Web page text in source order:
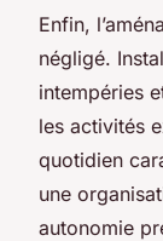
Enfin,
négligé.
intempéries
les activités
quotidien
une
autonomie